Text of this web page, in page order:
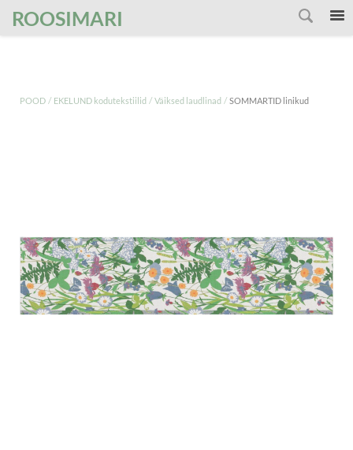
ROOSIMARI
POOD / EKELUND kodutekstiilid / Väiksed laudlinad / SOMMARTID linikud